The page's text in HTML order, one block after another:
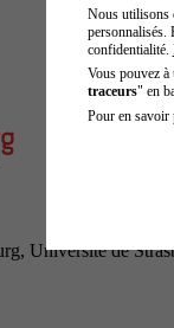
Université de
Nous utilisons
personnalisés.
confidentialité.
Vous pouvez
traceurs" en
Pour en